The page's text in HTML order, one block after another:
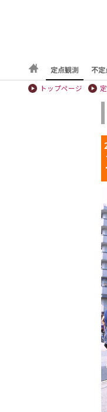
定点観測 不
トップページ